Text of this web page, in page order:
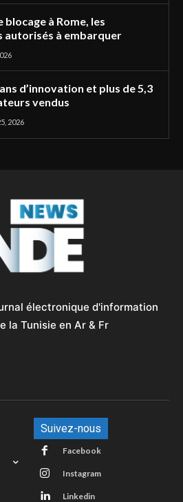
à Rome, les
autorisés à embarquer
d’innovation et plus de 5,3
vendus
2026
électronique d'information
la Tunisie en Ar & Fr
Suivez-nous
Facebook
Instagram
Linkedin